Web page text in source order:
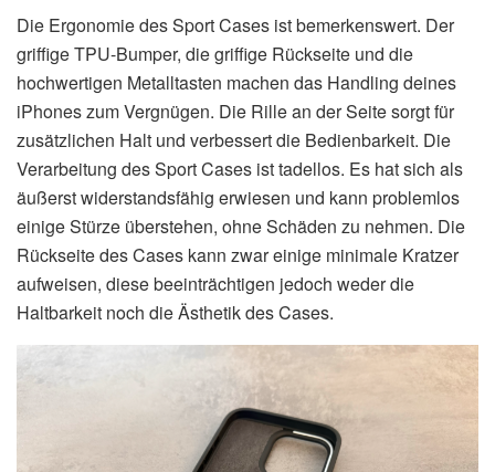
Die Ergonomie des Sport Cases ist bemerkenswert. Der
griffige TPU-Bumper, die griffige Rückseite und die
hochwertigen Metalltasten machen das Handling deines
iPhones zum Vergnügen. Die Rille an der Seite sorgt für
zusätzlichen Halt und verbessert die Bedienbarkeit. Die
Verarbeitung des Sport Cases ist tadellos. Es hat sich als
äußerst widerstandsfähig erwiesen und kann problemlos
einige Stürze überstehen, ohne Schäden zu nehmen. Die
Rückseite des Cases kann zwar einige minimale Kratzer
aufweisen, diese beeinträchtigen jedoch weder die
Haltbarkeit noch die Ästhetik des Cases.